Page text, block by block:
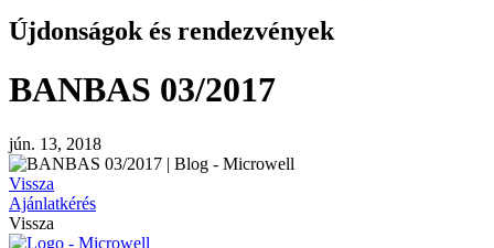
Újdonságok és rendezvények
BANBAS 03/2017
jún. 13, 2018
Vissza
Ajánlatkérés
Vissza